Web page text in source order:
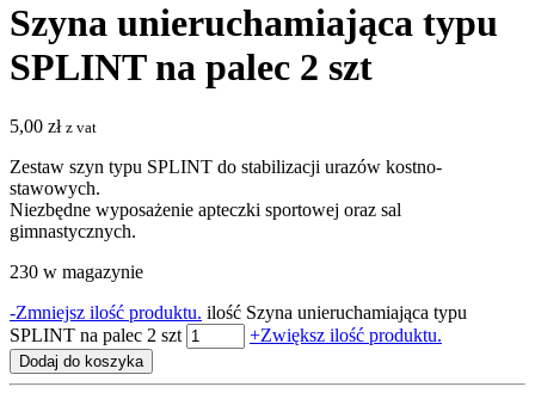
Szyna unieruchamiająca typu
SPLINT na palec 2 szt
5,00 zł z vat
Zestaw szyn typu SPLINT do stabilizacji urazów kostno-
stawowych.
Niezbędne wyposażenie apteczki sportowej oraz sal
gimnastycznych.
230 w magazynie
-Zmniejsz ilość produktu. ilość Szyna unieruchamiająca typu
SPLINT na palec 2 szt
+Zwiększ ilość produktu.
Dodaj do koszyka